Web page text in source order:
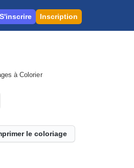
S'inscrire Inscription
à Colorier
le coloriage